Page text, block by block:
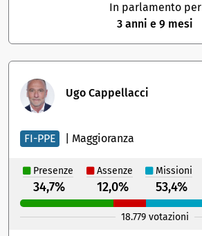
In parlamento per
3 anni e 9 mesi
Ugo Cappellacci
FI-PPE Maggioranza
Presenze Assenze Missioni
34,7% 12,0% 53,4%
18.779 votazioni